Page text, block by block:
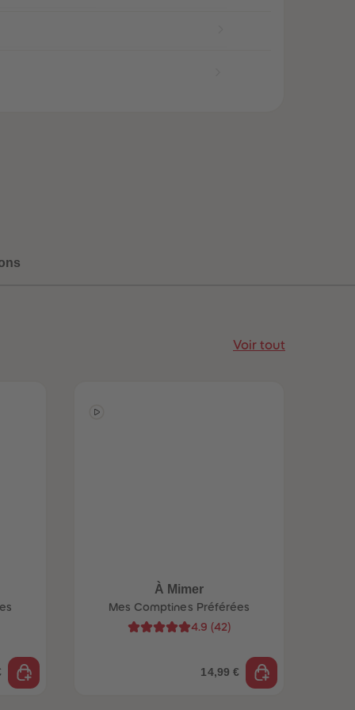
Voir tout
À Mimer
Mes Comptines Préférées
4.9 (42)
14,99 €